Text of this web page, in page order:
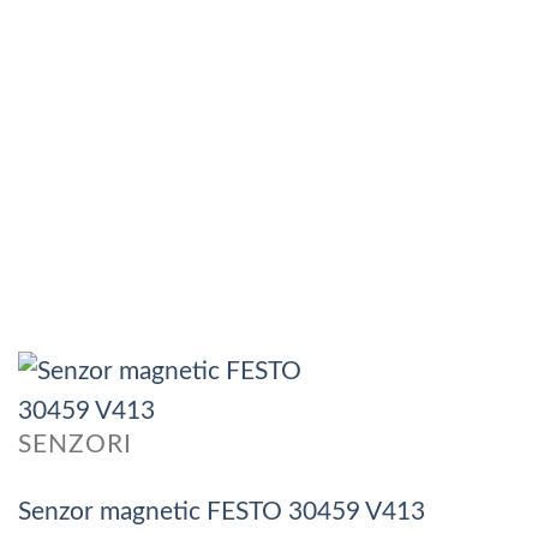
SENZORI
Senzor magnetic FESTO 30459 V413